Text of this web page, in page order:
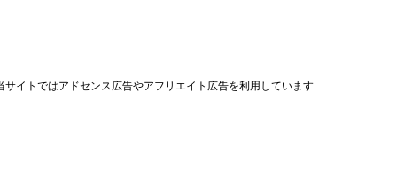
サイトではアドセンス広告やアフリエイト広告を利用しています